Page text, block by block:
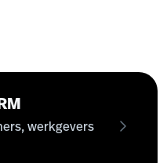
werkgevers